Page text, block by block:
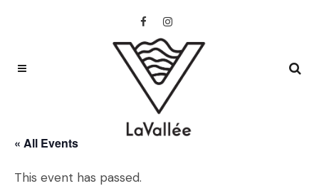
« All Events
This event has passed.